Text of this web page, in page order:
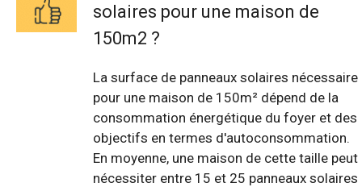
solaires pour une maison de
150m2 ?
La surface de panneaux solaires nécessaire
pour une maison de 150m² dépend de la
consommation énergétique du foyer et des
objectifs en termes d'autoconsommation.
En moyenne, une maison de cette taille peut
nécessiter entre 15 et 25 panneaux solaires